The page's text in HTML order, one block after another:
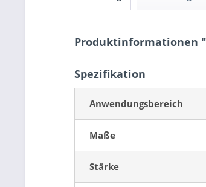
Produktinformationen
Spezifikation
Anwendungsbereich
Maße
Stärke